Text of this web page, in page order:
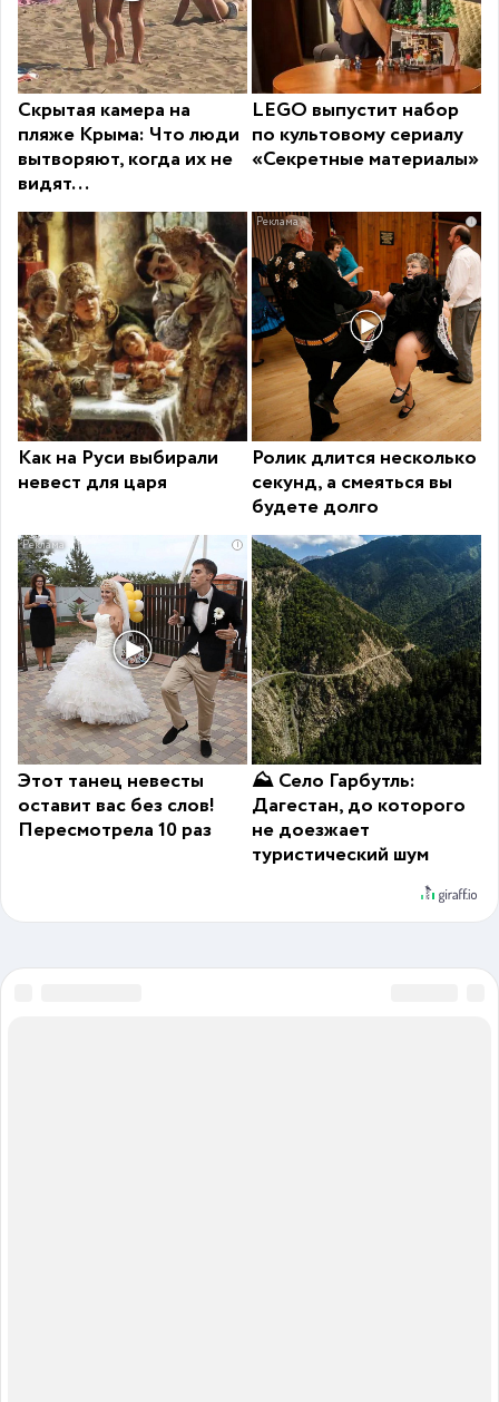
Скрытая камера на
пляже Крыма: Что люди
вытворяют, когда их не
видят...
LEGO выпустит набор
по культовому сериалу
«Секретные материалы»
Как на Руси выбирали
невест для царя
i
Ролик длится несколько
секунд, а смеяться вы
будете долго
i
Этот танец невесты
оставит вас без слов!
Пересмотрела 10 раз
⛰ Село Гарбутль:
Дагестан, до которого
не доезжает
туристический шум